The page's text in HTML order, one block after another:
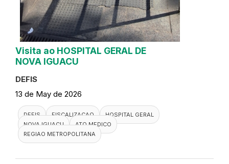
Visita ao HOSPITAL GERAL DE
NOVA IGUACU
DEFIS
13 de May de 2026
DEFIS FISCALIZACAO
HOSPITAL GERAL
NOVA IGUACU
ATO MEDICO
REGIAO METROPOLITANA